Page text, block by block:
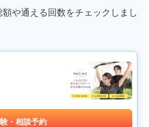
や通える回数をチェックしまし
・相談予約